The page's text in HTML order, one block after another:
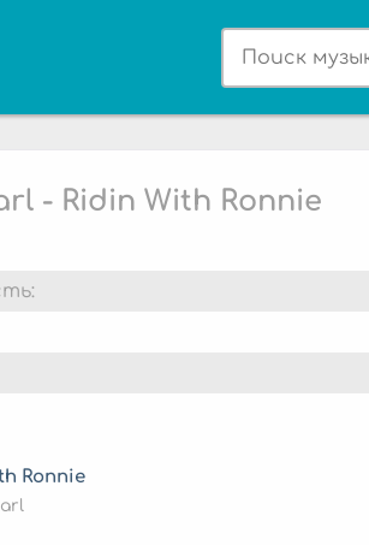
- Ridin With Ronnie
Ronnie